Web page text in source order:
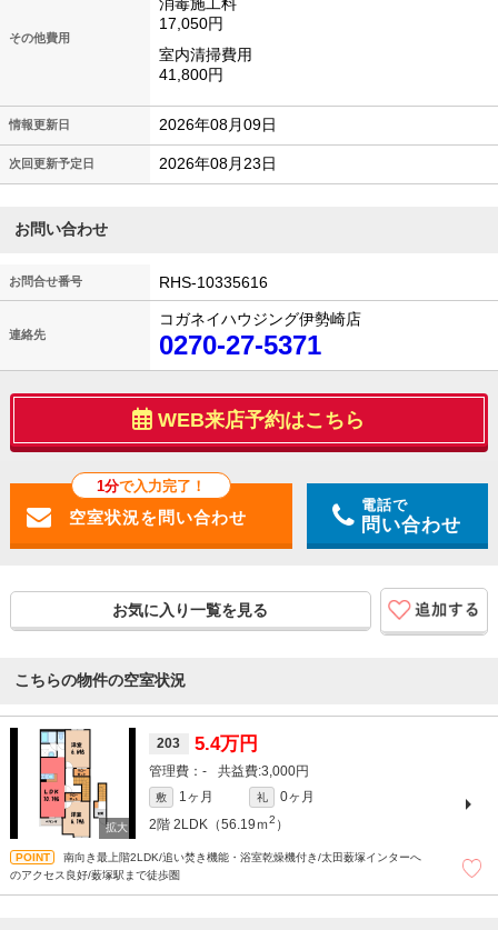
その他費用
消毒施工料
17,050円
室内清掃費用
41,800円
情報更新日 2026年08月09日
次回更新予定日 2026年08月23日
お問い合わせ
お問合せ番号 RHS-10335616
連絡先
コガネイハウジング伊勢崎店
0270-27-5371
WEB来店予約はこちら
1分で入力完了！
電話で
問い合わせ
お気に入り一覧を見る
こちらの物件の空室状況
203 5.4万円
- 3,000円
敷 1ヶ月 礼
0ヶ月
2階 2LDK（56.19ｍ2 ）
南向き最上階2LDK/追い焚き機能・浴室乾燥機付き/太田薮塚インターへ
のアクセス良好/薮塚駅まで徒歩圏